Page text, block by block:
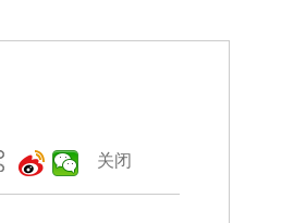
关闭